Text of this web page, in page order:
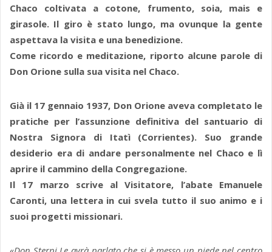
Chaco coltivata a cotone, frumento, soia, mais e
girasole. Il giro è stato lungo, ma ovunque la gente
aspettava la visita e una benedizione.
Come ricordo e meditazione, riporto alcune parole di
Don Orione sulla sua visita nel Chaco.
Già il 17 gennaio 1937, Don Orione aveva completato le
pratiche per l’assunzione definitiva del santuario di
Nostra Signora di Itatì (Corrientes). Suo grande
desiderio era di andare personalmente nel Chaco e lì
aprire il cammino della Congregazione.
Il 17 marzo scrive al Visitatore, l’abate Emanuele
Caronti, una lettera in cui svela tutto il suo animo e i
suoi progetti missionari.